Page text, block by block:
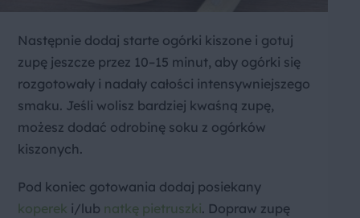
Następnie dodaj starte ogórki kiszone i gotuj
zupę jeszcze przez 10–15 minut, aby ogórki się
rozgotowały i nadały całości intensywniejszego
smaku. Jeśli wolisz bardziej kwaśną zupę,
możesz dodać odrobinę soku z ogórków
kiszonych.
Pod koniec gotowania dodaj posiekany
koperek i/lub natkę pietruszki. Dopraw zupę